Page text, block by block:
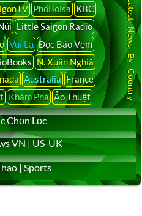
PhốBolsa KBC
Little Saigon Radio
Vui Lạ Đọc Báo Vẹm
N. Xuân Nghiã
Australia France
Khám Phá Ảo Thuật
Chọn Lọc
VN | US-UK
| Sports
Latest News By Country